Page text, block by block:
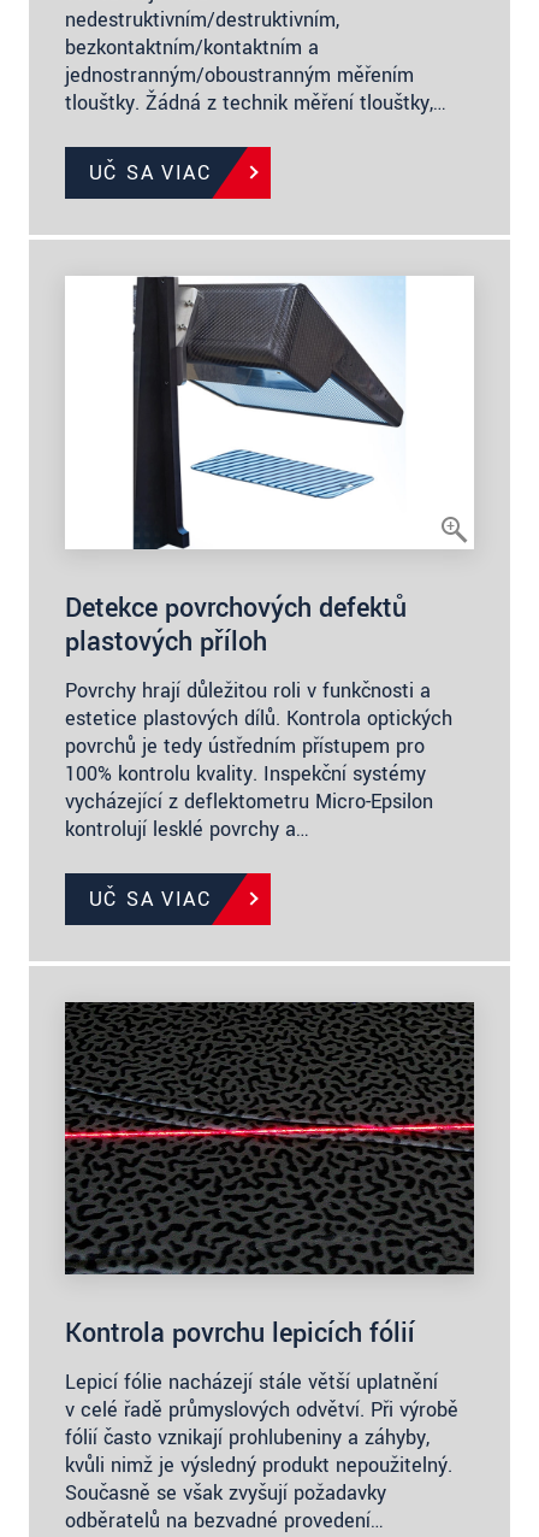
nedestruktivním/destruktivním,
bezkontaktním/kontaktním a
jednostranným/oboustranným měřením
tloušťky. Žádná z technik měření tloušťky,…
UČ SA VIAC
Detekce povrchových defektů
plastových příloh
Povrchy hrají důležitou roli v funkčnosti a
estetice plastových dílů. Kontrola optických
povrchů je tedy ústředním přístupem pro
100% kontrolu kvality. Inspekční systémy
vycházející z deflektometru Micro-Epsilon
kontrolují lesklé povrchy a…
UČ SA VIAC
Kontrola povrchu lepicích fólií
Lepicí fólie nacházejí stále větší uplatnění
v celé řadě průmyslových odvětví. Při výrobě
fólií často vznikají prohlubeniny a záhyby,
kvůli nimž je výsledný produkt nepoužitelný.
Současně se však zvyšují požadavky
odběratelů na bezvadné provedení…